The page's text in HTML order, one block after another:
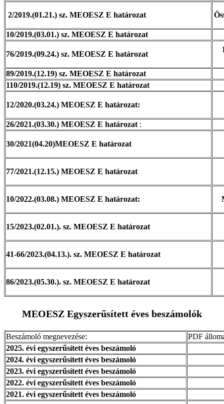
2/2019.(01.21.) sz. MEOESZ E határozat
10/2019.(03.01.) sz. MEOESZ E határozat
76/2019.(09.24.) sz. MEOESZ E határozat
89/2019.(12.19) sz. MEOESZ E határozat
110/2019.(12.19) sz. MEOESZ E határozat
12/2020.(03.24.) MEOESZ E határozat:
26/2021.(03.30.) MEOESZ E határozat :
30/2021(04.20)MEOESZ E határozat
77/2021.(12.15.) MEOESZ E határozat
10/2022.(03.08.) MEOESZ E határozat:
15/2023.(02.01.). sz. MEOESZ E határozat
41-66/2023.(04.13.). sz. MEOESZ E határozat
86/2023.(05.30.). sz. MEOESZ E határozat
MEOESZ Egyszerűsített éves beszámolók
Beszámoló megnevezése:
PDF
2025. évi egyszerűsített éves beszámoló
2024. évi egyszerűsített éves beszámoló
2023. évi egyszerűsített éves beszámoló
2022. évi egyszerűsített éves beszámoló
2021. évi egyszerűsített éves beszámoló